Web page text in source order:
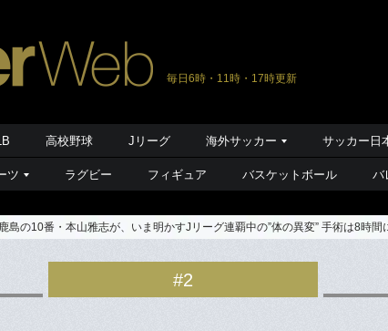
毎日6時・11時・17時更新
高校野球 Jリーグ 海外サッカー サッカー日
ツ ラグビー フィギュア バスケットボール バ
鹿島の10番・本山雅志が、いま明かすJリーグ連覇中の”体の異変” 手術は8時
#2